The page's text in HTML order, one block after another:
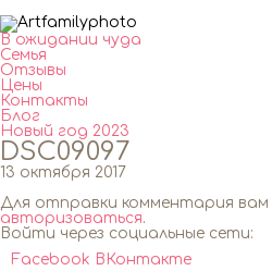
В ожидании чуда
Семья
Отзывы
Цены
Контакты
Блог
Новый год 2023
DSC09097
13 октября 2017
Для отправки комментария вам
авторизоваться.
Войти через социальные сети:
Facebook ВКонтакте